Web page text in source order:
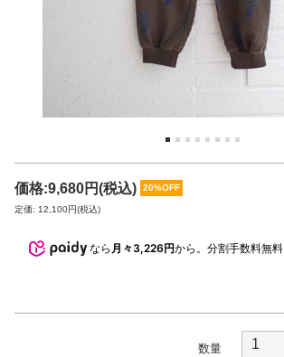
価格:9,680円(税込) 20%OFF
定価: 12,100円(税込)
なら 月々3,226円から。分割手数料無料
数量